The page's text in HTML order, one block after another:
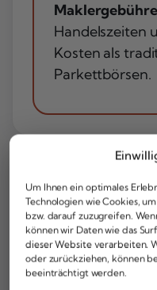
Um Ihnen ein optimales
Technologien wie Cookies,
bzw. darauf zuzugreifen.
können wir Daten wie das
dieser Website verarbeiten.
oder zurückziehen, können
beeinträchtigt werden.
Handelszeiten
Kosten als
Parkettbörsen.
Börsen